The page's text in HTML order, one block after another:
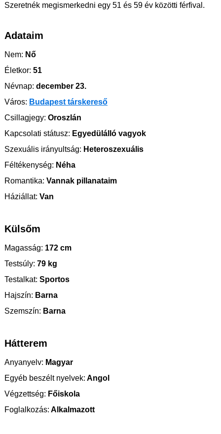
Szeretnék megismerkedni egy 51 és 59 év közötti férfival.
Adataim
Nem: Nő
Életkor: 51
Névnap: december 23.
Város: Budapest társkereső
Csillagjegy: Oroszlán
Kapcsolati státusz: Egyedülálló vagyok
Szexuális irányultság: Heteroszexuális
Féltékenység: Néha
Romantika: Vannak pillanataim
Háziállat: Van
Külsőm
Magasság: 172 cm
Testsúly: 79 kg
Testalkat: Sportos
Hajszín: Barna
Szemszín: Barna
Hátterem
Anyanyelv: Magyar
Egyéb beszélt nyelvek: Angol
Végzettség: Főiskola
Foglalkozás: Alkalmazott